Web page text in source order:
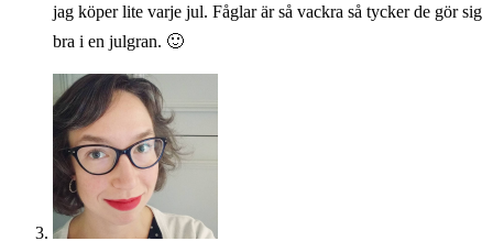
jag köper lite varje jul. Fåglar är så vackra så tycker de gör sig
bra i en julgran. 🙂